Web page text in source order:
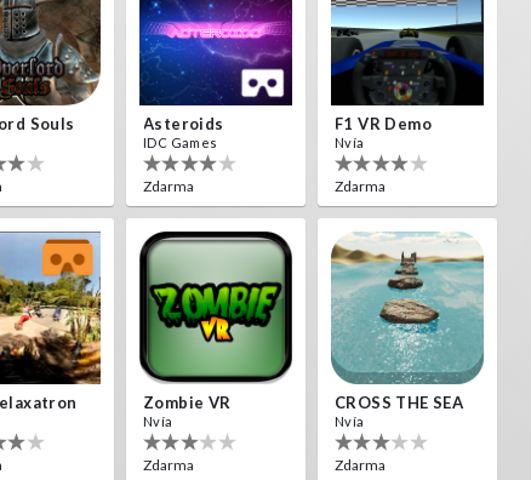
Souls Asteroids
IDC Games
Zdarma
F1 VR Demo
Nvía
Zdarma
Zombie VR
Nvía
Zdarma
CROSS THE SEA
Nvía
Zdarma